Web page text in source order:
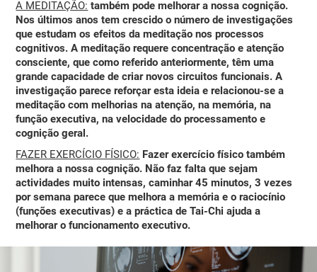
A MEDITAÇÃO: também pode melhorar a nossa cognição.
Nos últimos anos tem crescido o número de investigações
que estudam os efeitos da meditação nos processos
cognitivos. A meditação requere concentração e atenção
consciente, que como referido anteriormente, têm uma
grande capacidade de criar novos circuitos funcionais. A
investigação parece reforçar esta ideia e relacionou-se a
meditação com melhorias na atenção, na memória, na
função executiva, na velocidade do processamento e
cognição geral.
FAZER EXERCÍCIO FÍSICO: Fazer exercício físico também
melhora a nossa cognição. Não faz falta que sejam
actividades muito intensas, caminhar 45 minutos, 3 vezes
por semana parece que melhora a memória e o raciocínio
(funções executivas) e a práctica de Tai-Chi ajuda a
melhorar o funcionamento executivo.